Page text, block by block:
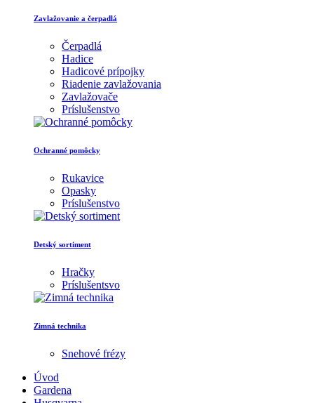
Zavlažovanie a čerpadlá
Čerpadlá
Hadice
Hadicové prípojky
Riadenie zavlažovania
Zavlažovače
Príslušenstvo
Ochranné pomôcky
Rukavice
Opasky
Príslušenstvo
Detský sortiment
Hračky
Príslušentsvo
Zimná technika
Snehové frézy
Úvod
Gardena